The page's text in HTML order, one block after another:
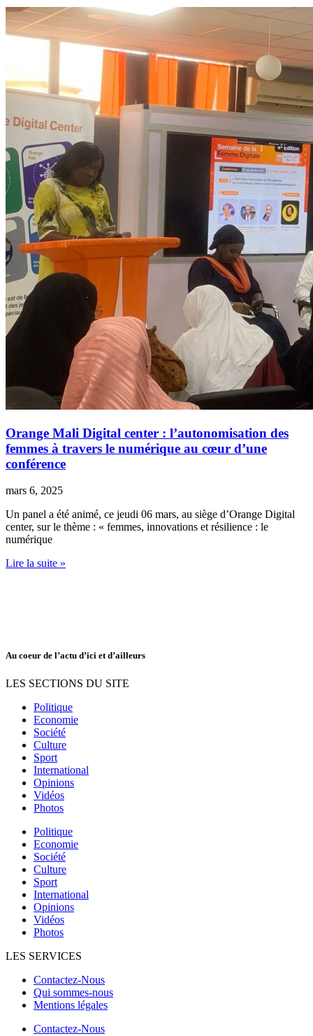
Orange Mali Digital center : l’autonomisation des
femmes à travers le numérique au cœur d’une
conférence
mars 6, 2025
Un panel a été animé, ce jeudi 06 mars, au siège d’Orange Digital
center, sur le thème : « femmes, innovations et résilience : le
numérique
Lire la suite »
Au coeur de l’actu d’ici et d’ailleurs
LES SECTIONS DU SITE
Politique
Economie
Société
Culture
Sport
International
Opinions
Vidéos
Photos
Politique
Economie
Société
Culture
Sport
International
Opinions
Vidéos
Photos
LES SERVICES
Contactez-Nous
Qui sommes-nous
Mentions légales
Contactez-Nous